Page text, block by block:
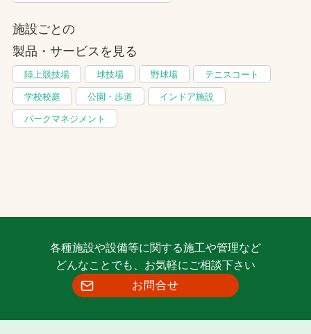
施設ごとの
製品・サービスを見る
陸上競技場 球技場 野球場 テニスコート
学校校庭 公園・歩道 インドア施設
パークマネジメント
各種施設や設備等に関する施工や管理など
どんなことでも、お気軽にご相談下さい
お問合せ